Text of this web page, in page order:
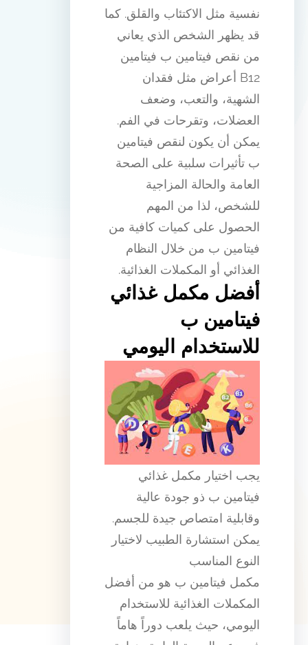
نفسية مثل الاكتئاب والقلق. كما
قد يظهر الشخص الذي يعاني
من نقص فيتامين ب فيتامين
B12 أعراض مثل فقدان
الشهية، والتعب، وضعف
العضلات، وتقرحات في الفم.
يمكن أن يكون لنقص فيتامين
ب تأثيرات سلبية على الصحة
العامة والحالة المزاجية
للشخص، لذا من المهم
الحصول على كميات كافية من
فيتامين ب من خلال النظام
الغذائي أو المكملات الغذائية.
أفضل مكمل غذائي
فيتامين ب
للاستخدام اليومي
يجب اختيار مكمل غذائي
فيتامين ب ذو جودة عالية
وقابلية امتصاص جيدة للجسم.
يمكن استشارة الطبيب لاختيار
النوع المناسب
مكمل فيتامين ب هو من أفضل
المكملات الغذائية للاستخدام
اليومي، حيث يلعب دوراً هاماً